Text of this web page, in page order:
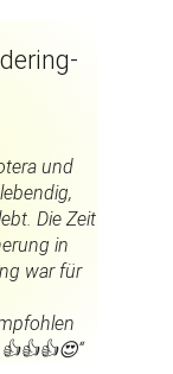
und
Die Zeit
in
war für